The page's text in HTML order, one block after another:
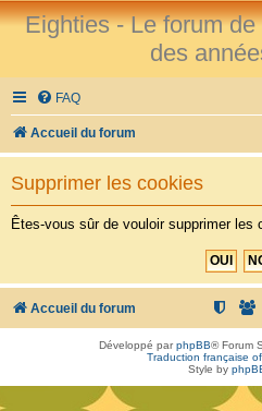
Eighties - Le forum
des
FAQ
Accueil du forum
Supprimer les cookies
Êtes-vous sûr de vouloir supprimer les
Accueil du forum
Développé parphpBB® Forum
Traduction française
Style by